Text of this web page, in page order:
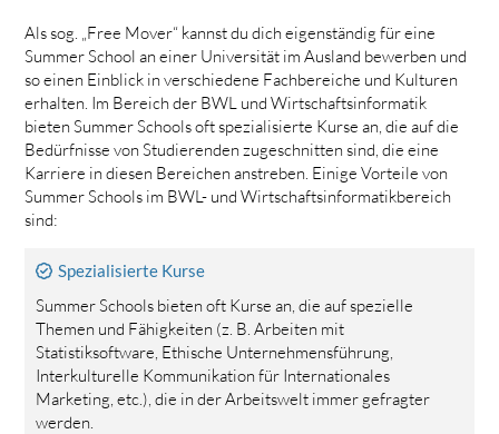
Als sog. „Free Mover“ kannst du dich eigenständig für eine
Summer School an einer Universität im Ausland bewerben und
so einen Einblick in verschiedene Fachbereiche und Kulturen
erhalten. Im Bereich der BWL und Wirtschaftsinformatik
bieten Summer Schools oft spezialisierte Kurse an, die auf die
Bedürfnisse von Studierenden zugeschnitten sind, die eine
Karriere in diesen Bereichen anstreben. Einige Vorteile von
Summer Schools im BWL- und Wirtschaftsinformatikbereich
sind:
Spezialisierte Kurse
Summer Schools bieten oft Kurse an, die auf spezielle
Themen und Fähigkeiten (z. B. Arbeiten mit
Statistiksoftware, Ethische Unternehmensführung,
Interkulturelle Kommunikation für Internationales
Marketing, etc.), die in der Arbeitswelt immer gefragter
werden.